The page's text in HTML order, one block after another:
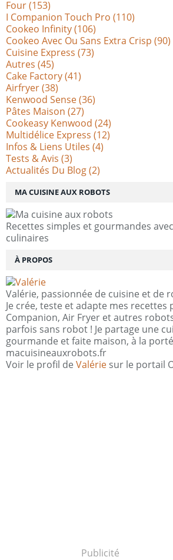
MA CUISINE AUX ROBOTS
Recettes simples et gourmandes
culinaires
À PROPOS
Valérie, passionnée de cuisine et de
Je crée, teste et adapte mes recettes
Companion, Air Fryer et autres
parfois sans robot ! Je partage une
gourmande et faite maison, à la
macuisineauxrobots.fr
Voir le profil de Valérie sur le portail
Publicité
Four(153)
I Companion Touch Pro (110)
Cookeo Infinity(106)
Cookeo Avec Ou Sans Extra Crisp (90)
Cuisine Express (73)
Autres (45)
Cake Factory(41)
Airfryer(38)
Kenwood Sense(36)
Pâtes Maison (27)
Cookeasy Kenwood (24)
Multidélice Express (12)
Infos & Liens Utiles (4)
Tests & Avis (3)
Actualités Du Blog(2)